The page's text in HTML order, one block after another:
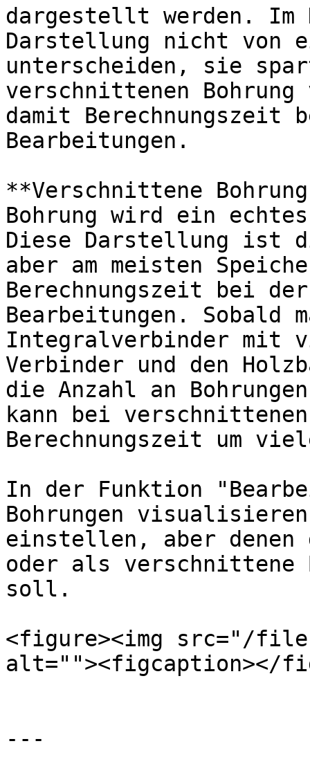
dargestellt werden. Im
Darstellung nicht von
unterscheiden, sie
verschnittenen
damit Berechnungszeit
Bearbeitungen.
**Verschnittene
Bohrung wird ein
Diese Darstellung ist
aber am meisten
Berechnungszeit bei der
Bearbeitungen. Sobald
Integralverbinder mit
Verbinder und den
die Anzahl an
kann bei
Berechnungszeit um
In der Funktion
Bohrungen visualisieren
einstellen, aber denen
oder als verschnittene
soll.
<figure><img src="/files/
alt=""><figcaption></
---